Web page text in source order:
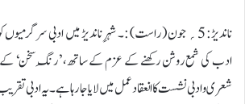
ناندیڑ: 5؍ جون ( راست) :۔ شہرِ ناندیڑ میں ادبی
ادب کی شمع روشن رکھنے کے عزم کے ساتھ، ’رنگِ سخن‘ کے
شعری و ادبی نشست کا انعقاد عمل میں لایا جا رہا ہے۔ یہ ادبی